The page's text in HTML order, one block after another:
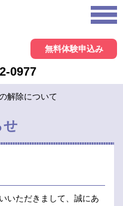
無料体験申込み
0977
解除について
せ
いただきまして、誠にあ